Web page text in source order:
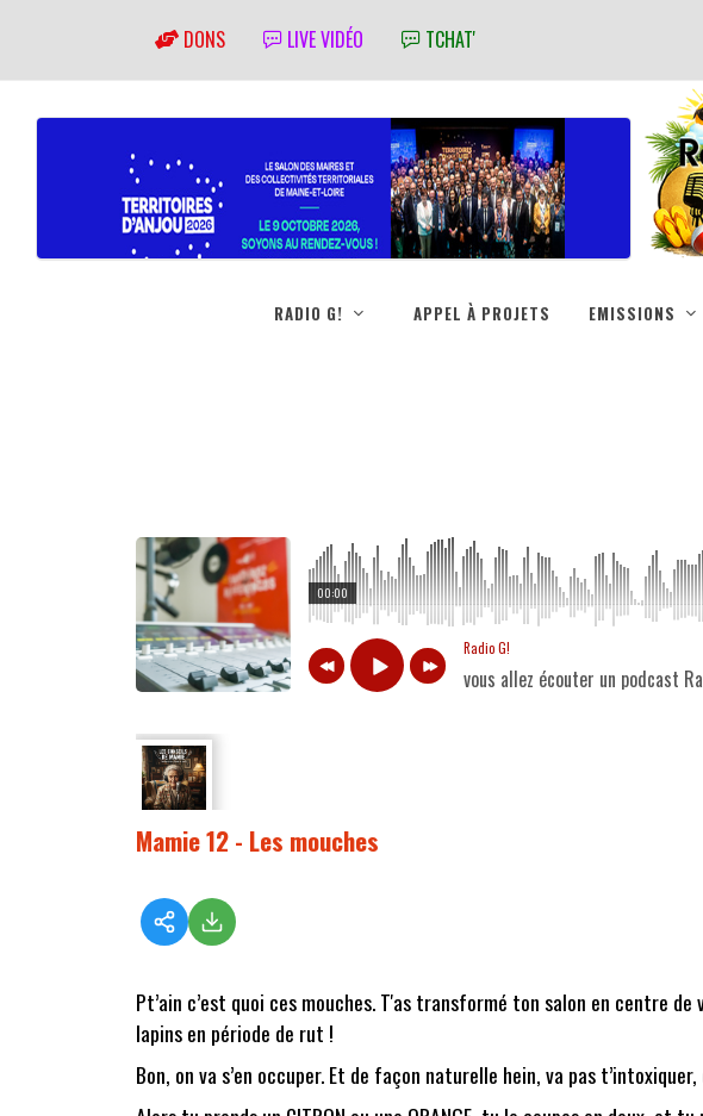
DONS LIVE VIDÉO TCHAT'
RADIO G! APPEL À PROJETS EMISSIONS
00:00
Radio G!
vous allez écouter un podcast
Mamie 12 - Les mouches
Pt’ain c’est quoi ces mouches. T'as transformé ton salon en centre
lapins en période de rut !
Bon, on va s’en occuper. Et de façon naturelle hein, va pas